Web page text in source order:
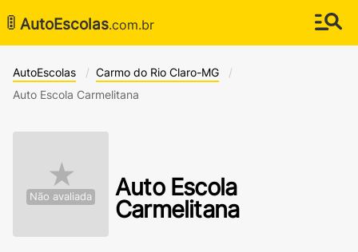
🚦 AutoEscolas.com.br
AutoEscolas
Carmo do Rio Claro-MG
Auto Escola Carmelitana
★
Não avaliada
Auto Escola
Carmelitana